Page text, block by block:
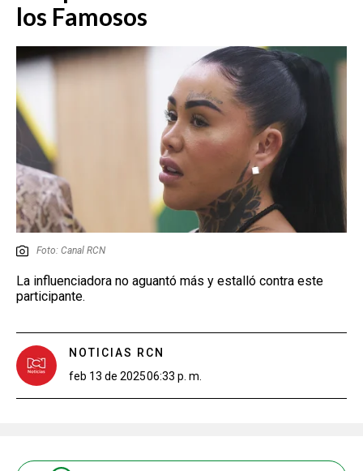
EMISIÓN 11:30 PM
los Famosos
Foto: Canal RCN
La influenciadora no aguantó más y estalló contra este
participante.
NOTICIAS RCN
feb 13 de 202506:33 p. m.